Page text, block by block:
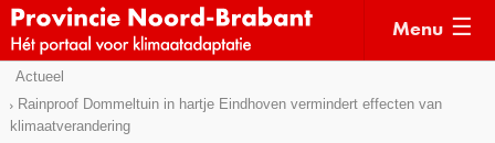
Sla
links
over
Menu
Actueel
Rainproof Dommeltuin in hartje Eindhoven vermindert effecten van
klimaatverandering